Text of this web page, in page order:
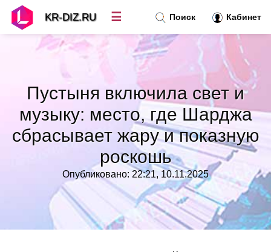
Пустыня включила свет и
музыку: место, где Шарджа
сбрасывает жару и показную
роскошь
Опубликовано: 22:21, 10.11.2025
Поиск Кабинет
KR-DIZ.RU ☰
Топ новостей »
Рубрики»
»
Контакт